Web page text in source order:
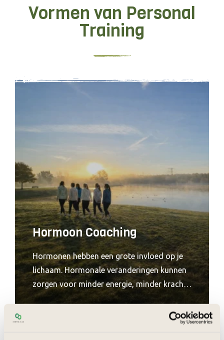
Vormen van Personal
Training
Hormoon Coaching
Hormonen hebben een grote invloed op je
lichaam. Hormonale veranderingen kunnen
zorgen voor minder energie, minder kracht
en trager herstel. Met het 3 maanden traject
helpen we vrouwen om